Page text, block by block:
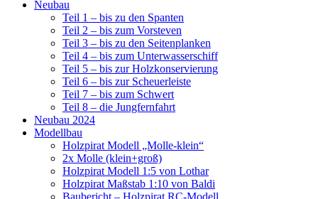
Neubau
Teil 1 – bis zu den Spanten
Teil 2 – bis zum Vorsteven
Teil 3 – bis zu den Seitenplanken
Teil 4 – bis zum Unterwasserschiff
Teil 5 – bis zur Holzkonservierung
Teil 6 – bis zur Scheuerleiste
Teil 7 – bis zum Schwert
Teil 8 – die Jungfernfahrt
Neubau 2024
Modellbau
Holzpirat Modell „Molle-klein“
2x Molle (klein+groß)
Holzpirat Modell 1:5 von Lothar
Holzpirat Maßstab 1:10 von Baldi